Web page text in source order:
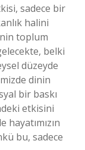
sadece bir
halini
toplum
belki
düzeyde
dinin
bir baskı
etkisini
bu, sadece